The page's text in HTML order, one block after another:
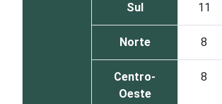
Sul 11
Norte 8
Centro-
Oeste
8